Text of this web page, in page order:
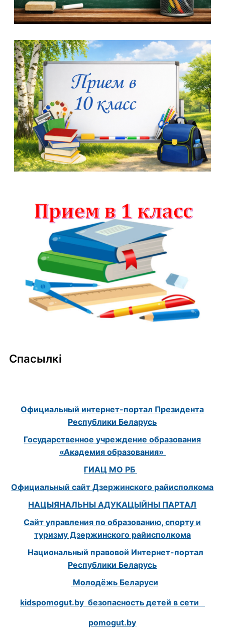
Спасылкі
Официальный интернет-портал Президента
Республики Беларусь
Государственное учреждение образования
«Академия образования»
ГИАЦ МО РБ
Официальный сайт Дзержинского райисполкома
НАЦЫЯНАЛЬНЫ АДУКАЦЫЙНЫ ПАРТАЛ
Сайт управления по образованию, спорту и
туризму Дзержинского райисполкома
Национальный правовой Интернет-портал
Республики Беларусь
Молодёжь Беларуси
kidspomogut.by безопасность детей в сети
pomogut.by